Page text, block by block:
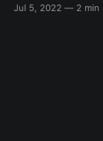
провал
Jul 5, 2022 — 2 min